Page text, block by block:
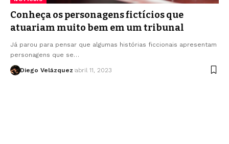
Conheça os personagens fictícios que
atuariam muito bem em um tribunal
Já parou para pensar que algumas histórias ficcionais apresentam
personagens que se…
Diego Velázquez abril 11, 2023